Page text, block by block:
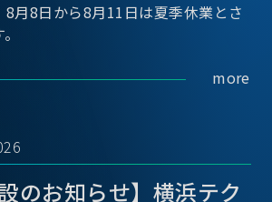
月8日から8月11日は夏季休業とさ
more
のお知らせ】横浜テク